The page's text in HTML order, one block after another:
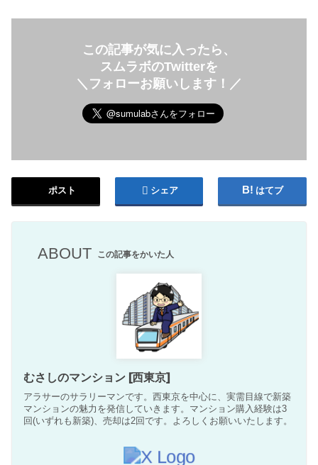
この記事が気に入ったら、
スムラボのTwitterを
＼フォローお願いします！／
ポスト シェア はてブ
ABOUT この記事をかいた人
むさしのマンション [西東京]
アラサーのサラリーマンです。西東京を中心に、実需目線で新築
マンションの魅力を発信していきます。マンション購入経験は3
回(いずれも新築)、売却は2回です。よろしくお願いいたします。